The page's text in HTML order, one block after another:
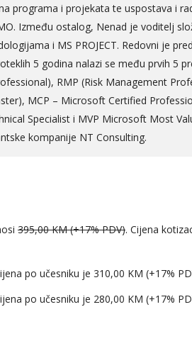
programa i projekata te uspostava i
Između ostalog, Nenad je voditelj
i MS PROJECT. Redovni je
5 godina nalazi se među prvih 5
RMP (Risk Management
MCP – Microsoft Certified
Specialist i MVP Microsoft Most
kompanije NT Consulting.
395,00 KM (+17% PDV). Cijena
po učesniku je 310,00 KM (+17%
po učesniku je 280,00 KM (+17%